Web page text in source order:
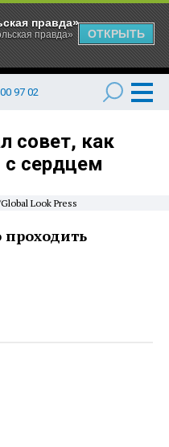
97 02
совет, как
сердцем
Look Press
проходить
правда»
правда»
ОТКРЫТЬ